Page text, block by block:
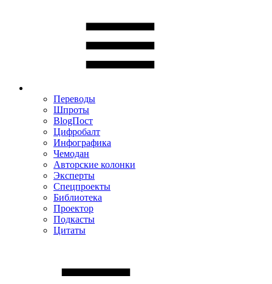
Переводы
Шпроты
BlogПост
Цифробалт
Инфографика
Чемодан
Авторские колонки
Эксперты
Спецпроекты
Библиотека
Проектор
Подкасты
Цитаты